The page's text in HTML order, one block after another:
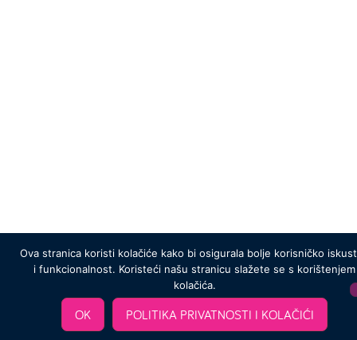
Ova stranica koristi kolačiće kako bi osigurala bolje korisničko
i funkcionalnost. Koristeći našu stranicu slažete se s korištenjem
kolačića.
OK POLITIKA PRIVATNOSTI I KOLAČIĆI